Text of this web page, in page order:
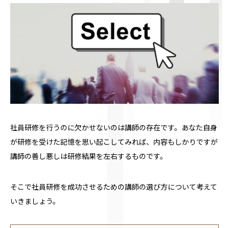
社員研修を行うのに欠かせないのは講師の存在です。あなた自身
が研修を受けた記憶を思い起こしてみれば、内容もしかりですが
講師の善し悪しは研修結果を左右するものです。
そこで社員研修を成功させるための講師の選び方について考えて
いきましょう。